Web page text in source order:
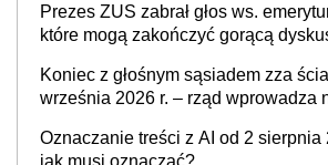
Prezes ZUS zabrał głos ws.
które mogą zakończyć gorącą
Koniec z głośnym sąsiadem zza
września 2026 r. – rząd wprowadza
Oznaczanie treści z AI od 2 sierpnia
jak musi oznaczać?